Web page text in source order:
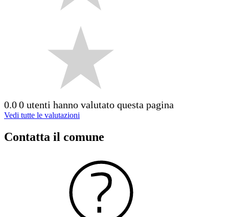
0.00 utenti hanno valutato questa pagina
Vedi tutte le valutazioni
Contatta il comune